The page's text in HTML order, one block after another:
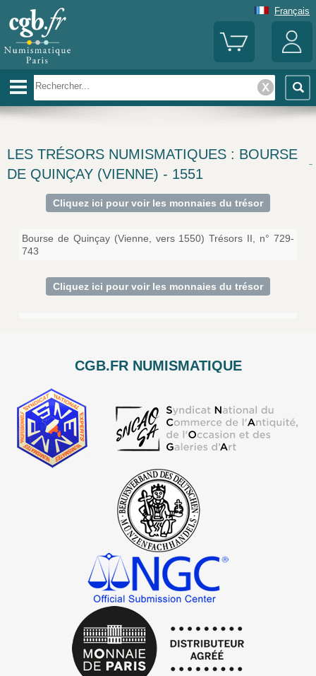
Français
LES TRÉSORS NUMISMATIQUES : BOURSE
DE QUINÇAY (VIENNE) - 1551
Cliquez ici pour voir les monnaies du trésor
Bourse de Quinçay (Vienne, vers 1550) Trésors II, n° 729-
743
Cliquez ici pour voir les monnaies du trésor
CGB.FR NUMISMATIQUE